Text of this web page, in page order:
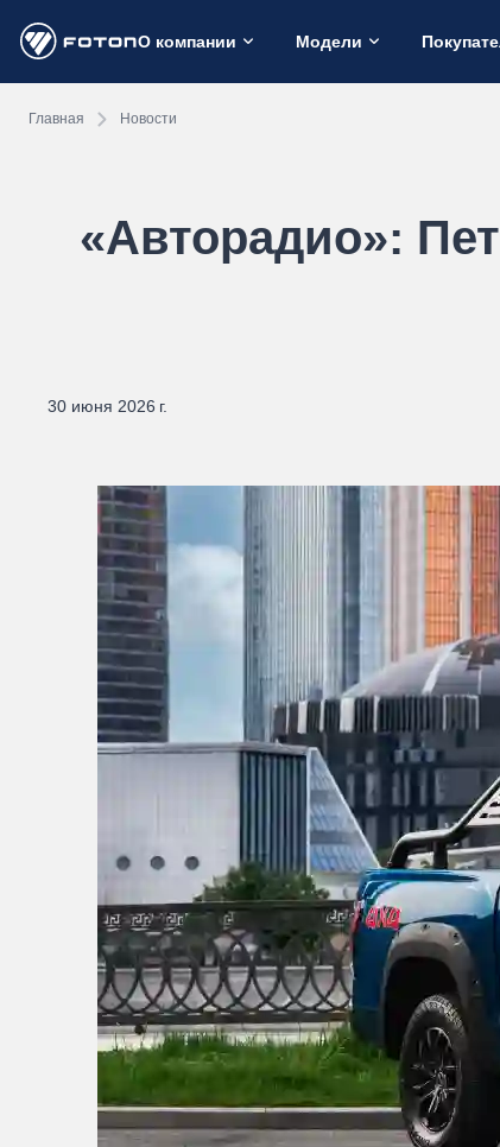
О компании Модели
Главная Новости
«Авторадио»:
30 июня 2026 г.